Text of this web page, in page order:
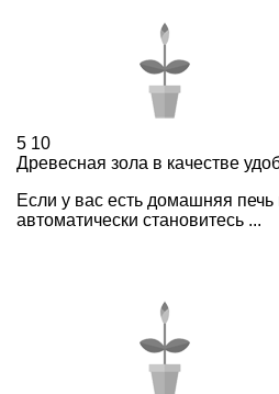
5 10
Древесная зола в качестве
Если у вас есть домашняя
автоматически становитесь ...